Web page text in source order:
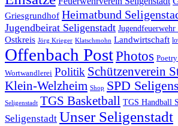
Griesgrundhof Heimatbund
Jugendbeirat Seligenstadt
Ostkreis Jörg Krieger Klatschmohn Landwirtschaft
Offenbach PostPhotos
Wortwandlerei Politik Schützenverein
Klein-Welzheim Shop SPD
Seligenstadt TGS Basketball TGS Handball
Seligenstadt Unser Seligenstadt